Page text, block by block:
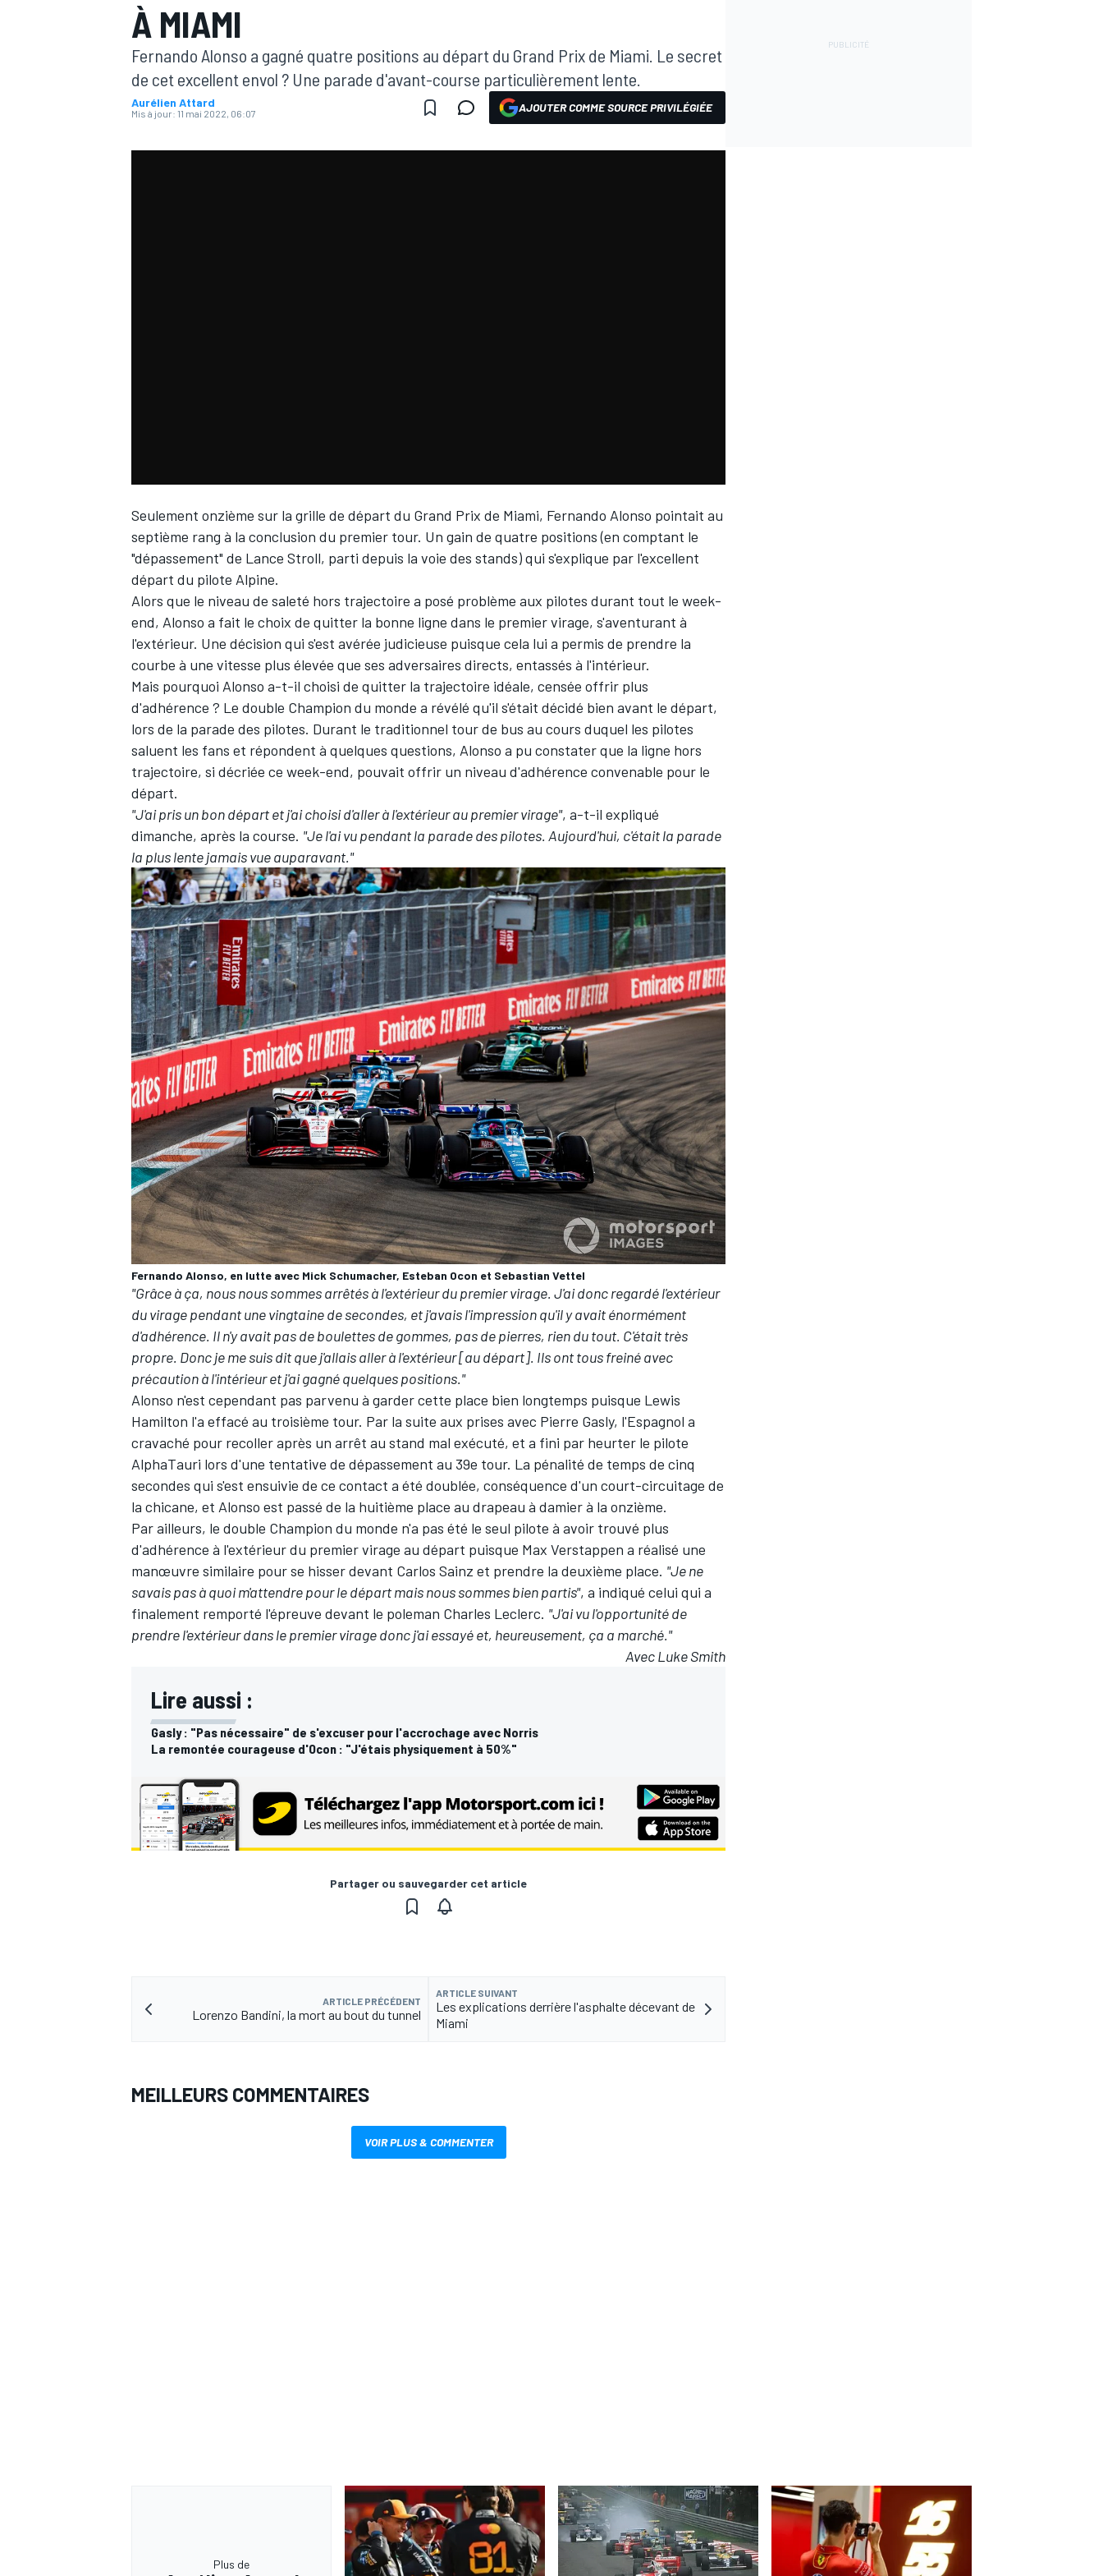
WEC
AUTRES CHAMPIONNATS
À MIAMI
Fernando Alonso a gagné quatre positions au départ du Grand Prix de Miami. Le secret
de cet excellent envol ? Une parade d'avant-course particulièrement lente.
Aurélien Attard
Mis à jour: 11 mai 2022, 06:07 AJOUTER COMME SOURCE PRIVILÉGIÉE
Seulement onzième sur la grille de départ du Grand Prix de Miami, Fernando Alonso pointait au
septième rang à la conclusion du premier tour. Un gain de quatre positions (en comptant le
"dépassement" de Lance Stroll, parti depuis la voie des stands) qui s'explique par l'excellent
départ du pilote Alpine.
Alors que le niveau de saleté hors trajectoire a posé problème aux pilotes durant tout le week-
end, Alonso a fait le choix de quitter la bonne ligne dans le premier virage, s'aventurant à
l'extérieur. Une décision qui s'est avérée judicieuse puisque cela lui a permis de prendre la
courbe à une vitesse plus élevée que ses adversaires directs, entassés à l'intérieur.
Mais pourquoi Alonso a-t-il choisi de quitter la trajectoire idéale, censée offrir plus
d'adhérence ? Le double Champion du monde a révélé qu'il s'était décidé bien avant le départ,
lors de la parade des pilotes. Durant le traditionnel tour de bus au cours duquel les pilotes
saluent les fans et répondent à quelques questions, Alonso a pu constater que la ligne hors
trajectoire, si décriée ce week-end, pouvait offrir un niveau d'adhérence convenable pour le
départ.
"J'ai pris un bon départ et j'ai choisi d'aller à l'extérieur au premier virage", a-t-il expliqué
dimanche, après la course. "Je l'ai vu pendant la parade des pilotes. Aujourd'hui, c'était la parade
la plus lente jamais vue auparavant."
Fernando Alonso, en lutte avec Mick Schumacher, Esteban Ocon et Sebastian Vettel
"Grâce à ça, nous nous sommes arrêtés à l'extérieur du premier virage. J'ai donc regardé l'extérieur
du virage pendant une vingtaine de secondes, et j'avais l'impression qu'il y avait énormément
d'adhérence. Il n'y avait pas de boulettes de gommes, pas de pierres, rien du tout. C'était très
propre. Donc je me suis dit que j'allais aller à l'extérieur [au départ]. Ils ont tous freiné avec
précaution à l'intérieur et j'ai gagné quelques positions."
Alonso n'est cependant pas parvenu à garder cette place bien longtemps puisque Lewis
Hamilton l'a effacé au troisième tour. Par la suite aux prises avec Pierre Gasly, l'Espagnol a
cravaché pour recoller après un arrêt au stand mal exécuté, et a fini par heurter le pilote
AlphaTauri lors d'une tentative de dépassement au 39e tour. La pénalité de temps de cinq
secondes qui s'est ensuivie de ce contact a été doublée, conséquence d'un court-circuitage de
la chicane, et Alonso est passé de la huitième place au drapeau à damier à la onzième.
Par ailleurs, le double Champion du monde n'a pas été le seul pilote à avoir trouvé plus
d'adhérence à l'extérieur du premier virage au départ puisque Max Verstappen a réalisé une
manœuvre similaire pour se hisser devant Carlos Sainz et prendre la deuxième place. "Je ne
savais pas à quoi m'attendre pour le départ mais nous sommes bien partis", a indiqué celui qui a
finalement remporté l'épreuve devant le poleman Charles Leclerc. "J'ai vu l'opportunité de
prendre l'extérieur dans le premier virage donc j'ai essayé et, heureusement, ça a marché."
Avec Luke Smith
Lire aussi :
Gasly : "Pas nécessaire" de s'excuser pour l'accrochage avec Norris
La remontée courageuse d'Ocon : "J'étais physiquement à 50%"
Partager ou sauvegarder cet article
ARTICLE PRÉCÉDENT
Lorenzo Bandini, la mort au bout du tunnel
ARTICLE SUIVANT
Les explications derrière l'asphalte décevant de
Miami
MEILLEURS COMMENTAIRES
VOIR PLUS & COMMENTER
Plus de